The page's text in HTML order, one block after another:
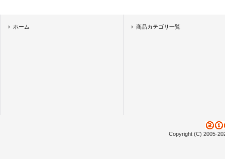
ホーム 商品カテゴリ一覧
Copyright (C) 2005-